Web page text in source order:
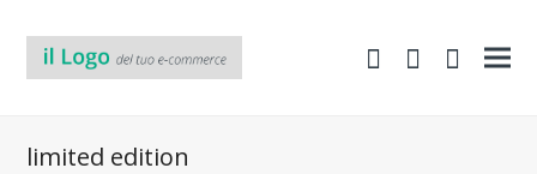
shopping-
Areasearch
limited edition